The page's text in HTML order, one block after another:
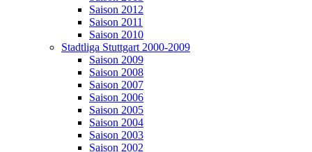
Saison 2012
Saison 2011
Saison 2010
Stadtliga Stuttgart 2000-2009
Saison 2009
Saison 2008
Saison 2007
Saison 2006
Saison 2005
Saison 2004
Saison 2003
Saison 2002